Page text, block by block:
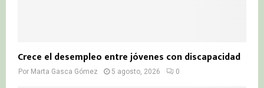
Crece el desempleo entre jóvenes con discapacidad
Por Marta Gasca Gómez 5 agosto, 2026 0